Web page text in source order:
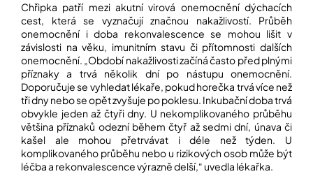
Chřipka patří mezi akutní virová onemocnění dýchacích
cest, která se vyznačují značnou nakažlivostí. Průběh
onemocnění i doba rekonvalescence se mohou lišit v
závislosti na věku, imunitním stavu či přítomnosti dalších
onemocnění. „Období nakažlivosti začíná často před plnými
příznaky a trvá několik dní po nástupu onemocnění.
Doporučuje se vyhledat lékaře, pokud horečka trvá více než
tři dny nebo se opět zvyšuje po poklesu. Inkubační doba trvá
obvykle jeden až čtyři dny. U nekomplikovaného průběhu
většina příznaků odezní během čtyř až sedmi dní, únava či
kašel ale mohou přetrvávat i déle než týden. U
komplikovaného průběhu nebo u rizikových osob může být
léčba a rekonvalescence výrazně delší,“ uvedla lékařka.